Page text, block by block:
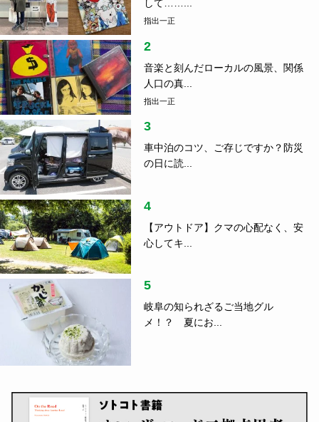
して……...
指出一正
2
音楽と刻んだローカルの風景、関係
人口の真...
指出一正
3
車中泊のコツ、ご存じですか？防災
の日に読...
4
【アウトドア】クマの心配なく、安
心してキ...
5
岐阜の知られざるご当地グル
メ！？ 夏にお...